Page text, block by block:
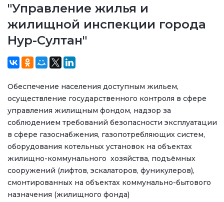
"Управление жилья и
жилищной инспекции города
Нур-Султан"
Обеспечение населения доступным жильем,
осуществление государственного контроля в сфере
управления жилищным фондом, надзор за
соблюдением требований безопасности эксплуатации
в сфере газоснабжения, газопотребляющих систем,
оборудования котельных установок на объектах
жилищно-коммунального хозяйства, подъёмных
сооружений (лифтов, эскалаторов, фуникулеров),
смонтированных на объектах коммунально-бытового
назначения (жилищного фонда)